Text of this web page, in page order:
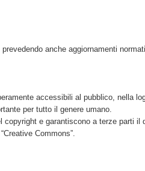
anche aggiornamenti
accessibili al pubblico, nella
per tutto il genere umano.
e garantiscono a terze parti il
Commons”.